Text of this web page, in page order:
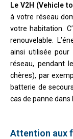
Le V2H (Vehicle
à votre réseau
votre habitation.
renouvelable.
ainsi utilisée
réseau, pendant
chères), par
batterie de
cas de panne dans
Attention aux